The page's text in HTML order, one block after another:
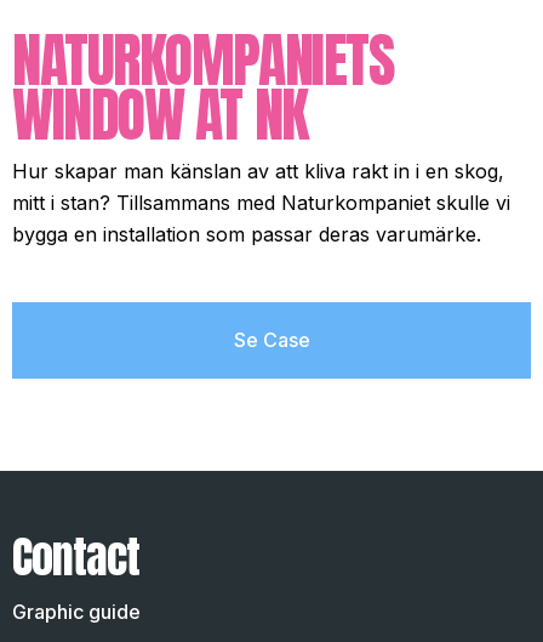
NATURKOMPANIETS
WINDOW AT NK
Hur skapar man känslan av att kliva rakt in i en skog,
mitt i stan? Tillsammans med Naturkompaniet skulle vi
bygga en installation som passar deras varumärke.
Se Case
Contact
Graphic guide